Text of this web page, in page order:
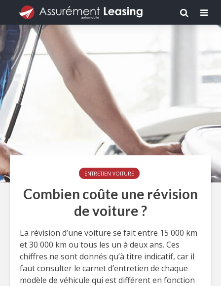
ENTRETIEN VOITURE
Combien coûte une révision
de voiture ?
La révision d’une voiture se fait entre 15 000 km
et 30 000 km ou tous les un à deux ans. Ces
chiffres ne sont donnés qu’à titre indicatif, car il
faut consulter le carnet d’entretien de chaque
modèle de véhicule qui est différent en fonction